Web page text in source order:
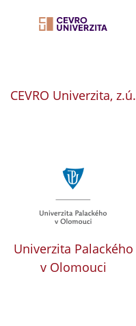
CEVRO Univerzita, z.ú.
Univerzita Palackého
v Olomouci